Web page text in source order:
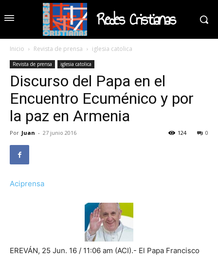
Redes Cristianas
Inicio Revista de prensa iglesia catolica
Revista de prensa iglesia catolica
Discurso del Papa en el
Encuentro Ecuménico y por
la paz en Armenia
Por Juan - 27 junio 2016 0
124
Aciprensa
EREVÁN, 25 Jun. 16 / 11:06 am (ACI).- El Papa Francisco